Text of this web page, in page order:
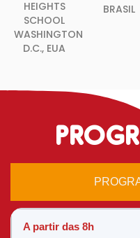
HEIGHTS
SCHOOL
WASHINGTON
D.C., EUA
BRASIL
A partir das 8h